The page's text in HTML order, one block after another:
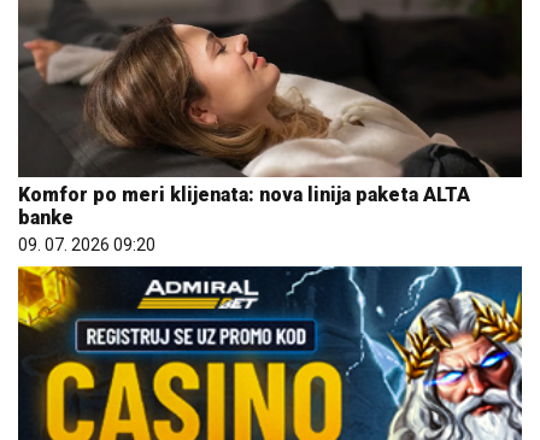
Komfor po meri klijenata: nova linija paketa ALTA
banke
09. 07. 2026 09:20